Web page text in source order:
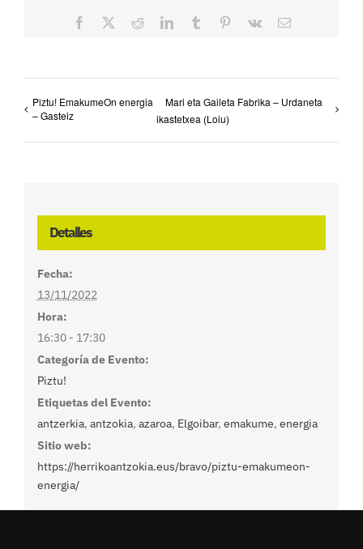
Facebook RedditLinkedInTumblr Pinterest
Vk
Correo
Piztu! EmakumeOn energia
– Gasteiz
Mari eta Gaileta Fabrika – Urdaneta
ikastetxea (Loiu)
Detalles
Fecha:
13/11/2022
Hora:
16:30 - 17:30
Categoría de Evento:
Piztu!
Etiquetas del Evento:
antzerkia, antzokia, azaroa, Elgoibar, emakume, energia
Sitio web:
https://herrikoantzokia.eus/bravo/piztu-emakumeon-
energia/